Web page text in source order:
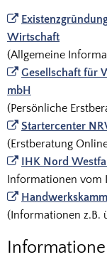
Wirtschaft
(Allgemeine
Gesellschaft für
mbH
(Persönliche
Startercenter
(Erstberatung
IHK Nord
Informationen vom
(Informationen z.B.